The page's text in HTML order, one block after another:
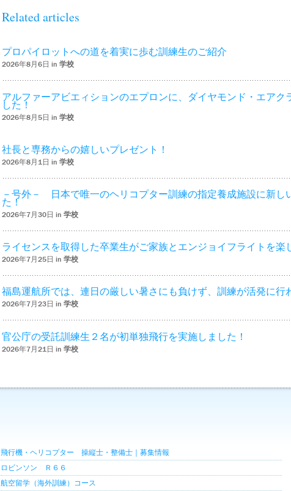
Related articles
プロパイロットへの道を着実に歩む訓練生のご紹介
2026年8月6日 in 学校
アルファーアビエィションのエプロンに、ダイヤモンド・エアク
した！
2026年8月5日 in 学校
社長と専務からの嬉しいプレゼント！
2026年8月1日 in 学校
－号外－ 日本で唯一のヘリコプター訓練の指定養成施設に新し
た！
2026年7月30日 in 学校
ライセンスを取得した卒業生がご家族とエンジョイフライトを楽
2026年7月25日 in 学校
福島運航所では、連日の厳しい暑さにも負けず、訓練が活発に行
2026年7月23日 in 学校
官公庁の受託訓練生２名が初単独飛行を実施しました！
2026年7月21日 in 学校
飛行機・ヘリコプター 操縦士・整備士｜募集情報
ロビンソン Ｒ６６
航空留学（海外訓練）コース